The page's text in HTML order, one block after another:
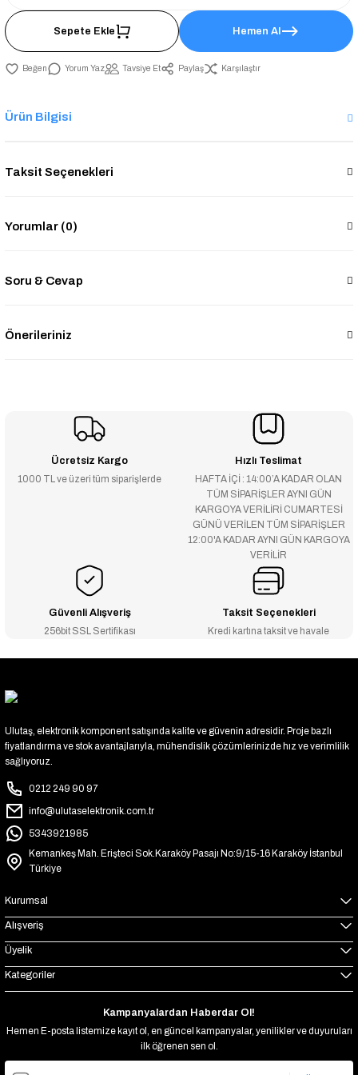
Sepete Ekle Hemen Al
Yorum Yaz Tavsiye Et Paylaş Karşılaştır
Ürün Bilgisi
Taksit Seçenekleri
Yorumlar (0)
Soru & Cevap
Önerileriniz
Ücretsiz Kargo
1000 TL ve üzeri tüm siparişlerde
Hızlı Teslimat
HAFTA İÇİ : 14:00’A KADAR OLAN
TÜM SİPARİŞLER AYNI GÜN
KARGOYA VERİLİRİ CUMARTESİ
GÜNÜ VERİLEN TÜM SİPARİŞLER
12:00'A KADAR AYNI GÜN KARGOYA
VERİLİR
Güvenli Alışveriş
256bit SSL Sertifikası
Taksit Seçenekleri
Kredi kartına taksit ve havale
Ulutaş, elektronik komponent satışında kalite ve güvenin adresidir. Proje bazlı
fiyatlandırma ve stok avantajlarıyla, mühendislik çözümlerinizde hız ve verimlilik
sağlıyoruz.
0212 249 90 97
info@ulutaselektronik.com.tr
5343921985
Kemankeş Mah. Erişteci Sok.Karaköy Pasajı No:9/15-16 Karaköy İstanbul
Türkiye
Kurumsal
Alışveriş
Üyelik
Kategoriler
Kampanyalardan Haberdar Ol!
Hemen E-posta listemize kayıt ol, en güncel kampanyalar, yenilikler ve duyuruları
ilk öğrenen sen ol.